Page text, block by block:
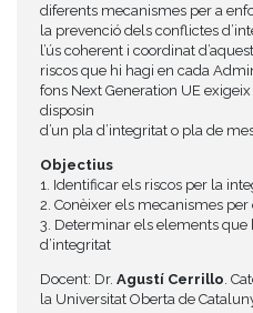
diferents mecanismes per a
la prevenció dels conflictes
l’ús coherent i coordinat
riscos que hi hagi en cada
fons Next Generation UE
disposin
d’un pla d’integritat o pla de
Objectius
1. Identificar els riscos per la
2. Conèixer els mecanismes
3. Determinar els elements
d’integritat
Docent: Dr. Agustí Cerrillo.
la Universitat Oberta de